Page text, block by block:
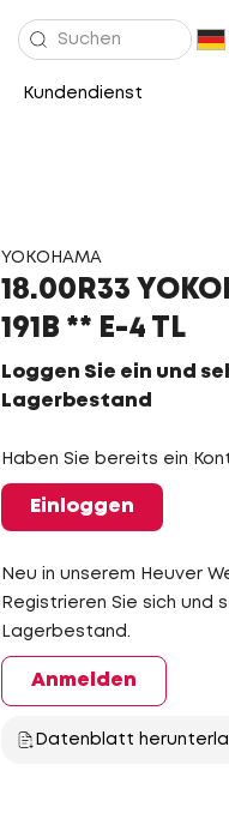
Kundendienst
YOKOHAMA
18.00R33
191B ** E-4 TL
Loggen Sie ein und
Lagerbestand
Haben Sie bereits ein
Einloggen
Neu in unserem Heuver
Registrieren Sie sich und
Lagerbestand.
Anmelden
Datenblatt